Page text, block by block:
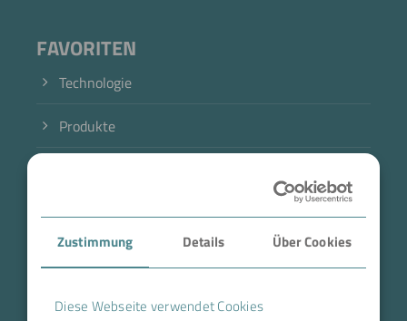
Zustimmung Details Über Cookies
Diese Webseite verwendet Cookies
FAVORITEN
Technologie
Produkte
Case Studies
Über BOKELA
Karriere